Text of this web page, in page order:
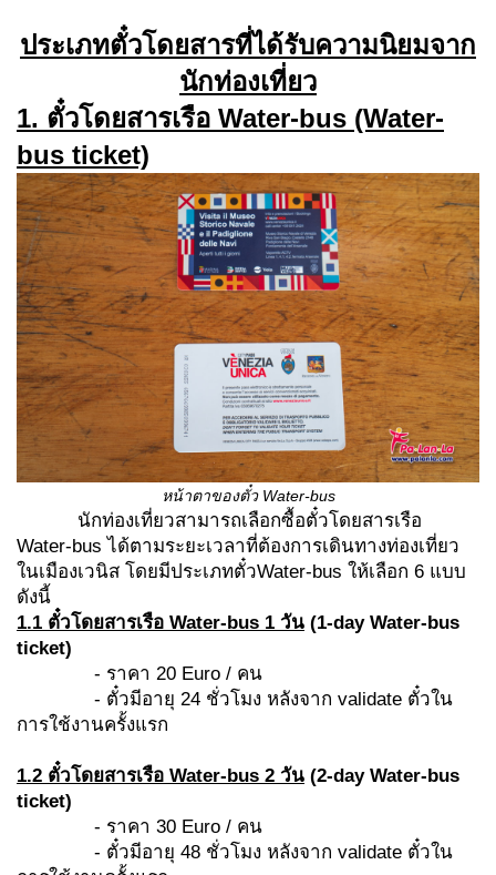
ประเภทตั๋วโดยสารที่ได้รับความนิยมจาก
นักท่องเที่ยว
1. ตั๋วโดยสารเรือ Water-bus (Water-
bus ticket)
หน้าตาของตั๋ว Water-bus
นักท่องเที่ยวสามารถเลือกซื้อตั๋วโดยสารเรือ
Water-bus ได้ตามระยะเวลาที่ต้องการเดินทางท่องเที่ยว
ในเมืองเวนิส โดยมีประเภทตั๋วWater-bus ให้เลือก 6 แบบ
ดังนี้
1.1 ตั๋วโดยสารเรือ Water-bus 1 วัน (1-day Water-bus
ticket)
- ราคา 20 Euro / คน
- ตั๋วมีอายุ 24 ชั่วโมง หลังจาก validate ตั๋วใน
การใช้งานครั้งแรก
1.2 ตั๋วโดยสารเรือ Water-bus 2 วัน (2-day Water-bus
ticket)
- ราคา 30 Euro / คน
- ตั๋วมีอายุ 48 ชั่วโมง หลังจาก validate ตั๋วใน